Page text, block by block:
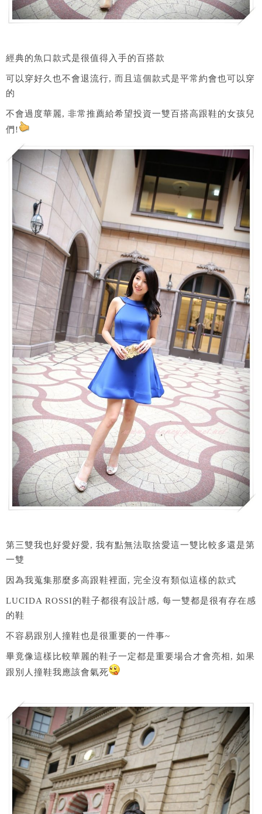
經典的魚口款式是很值得入手的百搭款
可以穿好久也不會退流行, 而且這個款式是平常約會也可以穿
的
不會過度華麗, 非常推薦給希望投資一雙百搭高跟鞋的女孩兒
們!
第三雙我也好愛好愛, 我有點無法取捨愛這一雙比較多還是第
一雙
因為我蒐集那麼多高跟鞋裡面, 完全沒有類似這樣的款式
LUCIDA ROSSI的鞋子都很有設計感, 每一雙都是很有存在感
的鞋
不容易跟別人撞鞋也是很重要的一件事~
畢竟像這樣比較華麗的鞋子一定都是重要場合才會亮相, 如果
跟別人撞鞋我應該會氣死